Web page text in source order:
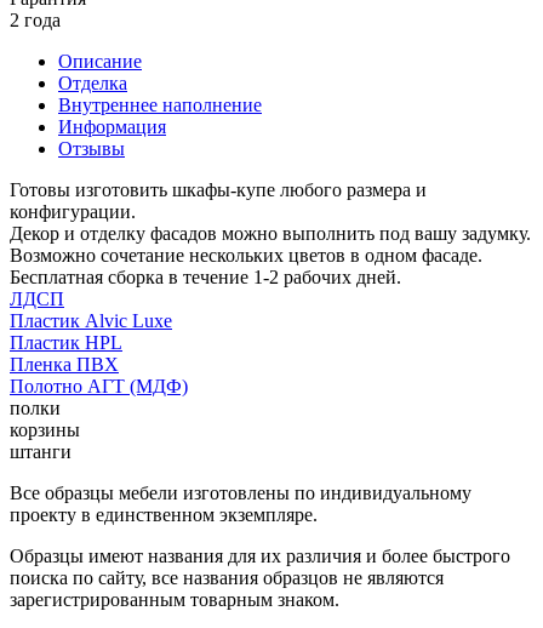
2 года
Описание
Отделка
Внутреннее наполнение
Информация
Отзывы
Готовы изготовить шкафы-купе любого размера и
конфигурации.
Декор и отделку фасадов можно выполнить под вашу задумку.
Возможно сочетание нескольких цветов в одном фасаде.
Бесплатная сборка в течение 1-2 рабочих дней.
ЛДСП
Пластик Alvic Luxe
Пластик HPL
Пленка ПВХ
Полотно АГТ (МДФ)
полки
корзины
штанги
Все образцы мебели изготовлены по индивидуальному
проекту в единственном экземпляре.
Образцы имеют названия для их различия и более быстрого
поиска по сайту, все названия образцов не являются
зарегистрированным товарным знаком.